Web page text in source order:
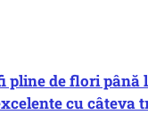
pline de flori până
cu câteva